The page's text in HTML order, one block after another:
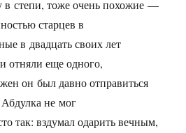
в степи, тоже очень похожие —
старцев в
в двадцать своих лет
отняли еще одного,
он был давно отправиться
не мог
так: вздумал одарить вечным,